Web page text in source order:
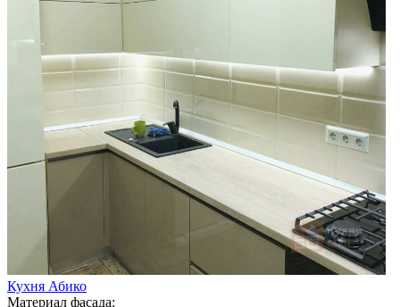
Кухня Абико
Материал фасада: